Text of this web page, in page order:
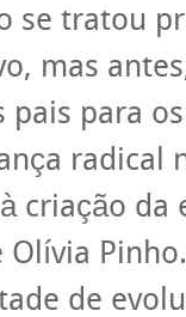
se tratou
mas
pais para
criação
Olívia Pinho.
de